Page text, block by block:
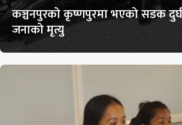
कञ्चनपुरको कृष्णपुरमा भएको सडक
जनाको मृत्यु